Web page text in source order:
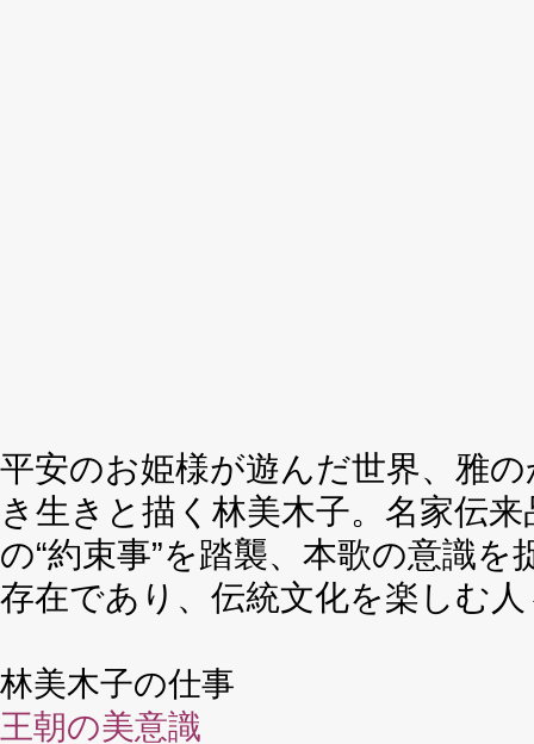
平安のお姫様が遊んだ世界、雅
き生きと描く林美木子。名家伝
の“約束事”を踏襲、本歌の意識
存在であり、伝統文化を楽しむ
林美木子の仕事
王朝の美意識